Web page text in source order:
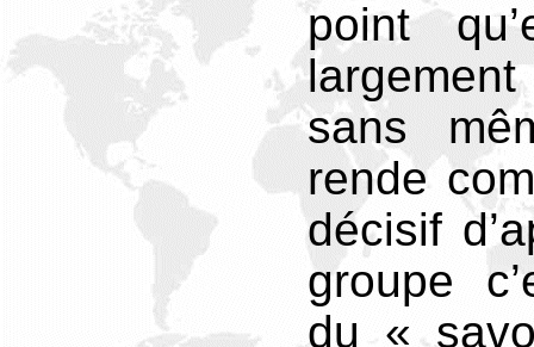
point
sans
rende
décisif
groupe
du «